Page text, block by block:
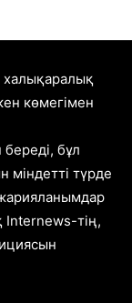
көмегімен
бұл
міндетті түрде
Internews-тің,